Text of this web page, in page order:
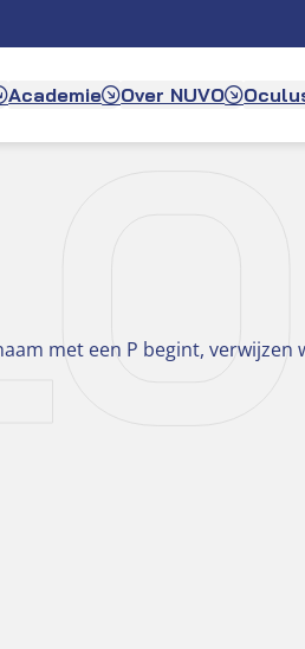
Academie Over NUVO
met een P begint, verwijzen